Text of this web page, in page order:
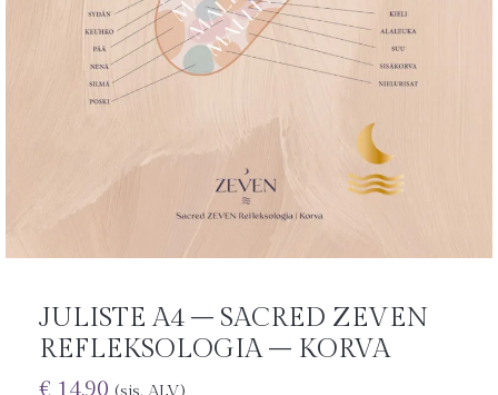
JULISTE A4 – SACRED ZEVEN
REFLEKSOLOGIA – KORVA
€ 14.90 (sis. ALV)